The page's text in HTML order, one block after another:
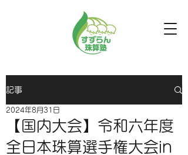
記事
【国内大会】令和六年度
全日本珠算選手権大会in
2024年8月31日